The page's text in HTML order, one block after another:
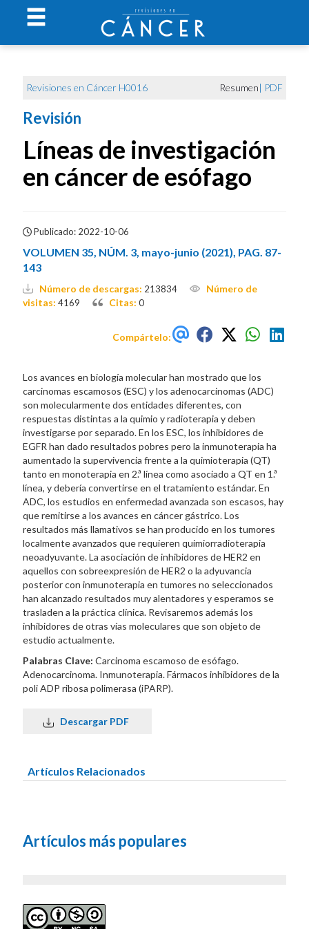
Revisiones en Cáncer H0016 Resumen| PDF
Revisión
Líneas de investigación
en cáncer de esófago
Publicado: 2022-10-06
VOLUMEN 35, NÚM. 3, mayo-junio (2021), PAG. 87-
143
Número de descargas: 213834
Número de
visitas: 4169 Citas: 0
Compártelo:
Los avances en biología molecular han mostrado que los
carcinomas escamosos (ESC) y los adenocarcinomas (ADC)
son molecularmente dos entidades diferentes, con
respuestas distintas a la quimio y radioterapia y deben
investigarse por separado. En los ESC, los inhibidores de
EGFR han dado resultados pobres pero la inmunoterapia ha
aumentado la supervivencia frente a la quimioterapia (QT)
tanto en monoterapia en 2.ª línea como asociado a QT en 1.ª
línea, y debería convertirse en el tratamiento estándar. En
ADC, los estudios en enfermedad avanzada son escasos, hay
que remitirse a los avances en cáncer gástrico. Los
resultados más llamativos se han producido en los tumores
localmente avanzados que requieren quimiorradioterapia
neoadyuvante. La asociación de inhibidores de HER2 en
aquellos con sobreexpresión de HER2 o la adyuvancia
posterior con inmunoterapia en tumores no seleccionados
han alcanzado resultados muy alentadores y esperamos se
trasladen a la práctica clínica. Revisaremos además los
inhibidores de otras vías moleculares que son objeto de
estudio actualmente.
Palabras Clave: Carcinoma escamoso de esófago.
Adenocarcinoma. Inmunoterapia. Fármacos inhibidores de la
poli ADP ribosa polimerasa (iPARP).
Descargar PDF
Artículos Relacionados
Artículos más populares